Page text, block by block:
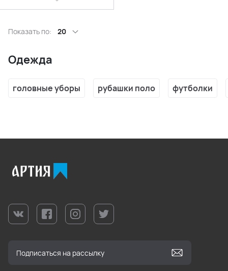
Показать по: 20
Одежда
головные уборы рубашки поло футболки